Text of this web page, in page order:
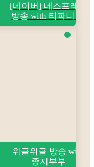
[네이버] 네스프레소
방송 with 티파니 영
위글위글 방송 with
종지부부